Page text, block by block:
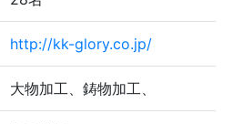
http://kk-glory.co.jp/
大物加工、鋳物加工、